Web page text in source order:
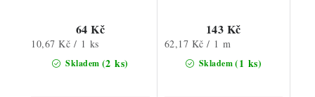
Skladem (2 ks)
64 Kč
Měrná
10,67 Kč / 1 ks
Skladem(1 ks)
143 Kč
Měrná
62,17 Kč / 1 m